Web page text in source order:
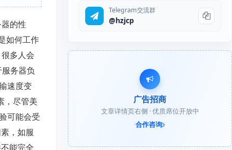
的性
如何工作
多人会
务器负
速度变
，尽管美
可能会受
，如服
能完全
Telegram交流群
@hzjcp
广告招商
文章详情页右侧 · 优质席位开放中
合作咨询